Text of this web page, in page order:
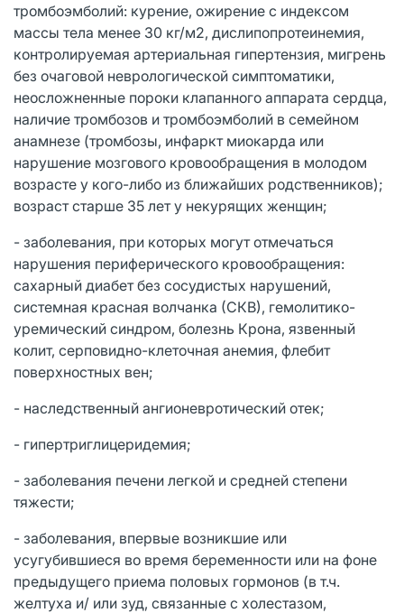
тромбоэмболий: курение, ожирение с индексом
массы тела менее 30 кг/м2, дислипопротеинемия,
контролируемая артериальная гипертензия, мигрень
без очаговой неврологической симптоматики,
неосложненные пороки клапанного аппарата сердца,
наличие тромбозов и тромбоэмболий в семейном
анамнезе (тромбозы, инфаркт миокарда или
нарушение мозгового кровообращения в молодом
возрасте у кого-либо из ближайших родственников);
возраст старше 35 лет у некурящих женщин;
- заболевания, при которых могут отмечаться
нарушения периферического кровообращения:
сахарный диабет без сосудистых нарушений,
системная красная волчанка (СКВ), гемолитико-
уремический синдром, болезнь Крона, язвенный
колит, серповидно-клеточная анемия, флебит
поверхностных вен;
- наследственный ангионевротический отек;
- гипертриглицеридемия;
- заболевания печени легкой и средней степени
тяжести;
- заболевания, впервые возникшие или
усугубившиеся во время беременности или на фоне
предыдущего приема половых гормонов (в т.ч.
желтуха и/ или зуд, связанные с холестазом,